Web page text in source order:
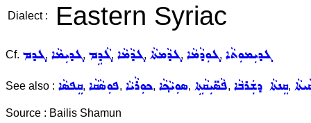
Dialect : Eastern Syriac
Cf. ܓܕܡ, ܓܕܝܼܡܵܐ, ܓܵܕܹܡ, ܓܕܵܡܵܐ, ܓܕܵܡܬܵܐ, ܓܘܼܕܵܡܵܐ, ܓܕܝܼܡܘܼܬܵܐ
See also : ܩܸܦܣܵܐ, ܦܘܼܣܵܩܵܐ, ܟܘܼܪܵܝܵܐ, ܣܘܼܝܵܟ݂ܵܐ, ܦܵܣ̈ܝܼܩܵܬܹܐ, ܩܸܢܬܵܐ ܕܫܲܪܒܵܐ,
Source : Bailis Shamun